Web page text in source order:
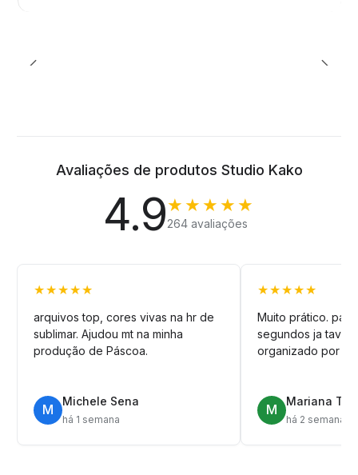
Avaliações de produtos Studio Kako
4.9★★★★★
264 avaliações
★★★★★
arquivos top, cores vivas na hr de
sublimar. Ajudou mt na minha
produção de Páscoa.
M
Michele Sena
há 1 semana
★★★★★
Muito prático.
segundos ja tava
organizado por
M
Mariana T.
há 2 semanas